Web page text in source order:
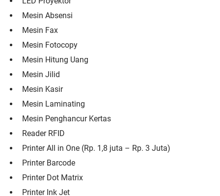
Mesin Absensi
Mesin Fax
Mesin Fotocopy
Mesin Hitung Uang
Mesin Jilid
Mesin Kasir
Mesin Laminating
Mesin Penghancur Kertas
Reader RFID
Printer All in One (Rp. 1,8 juta – Rp. 3 Juta)
Printer Barcode
Printer Dot Matrix
Printer Ink Jet